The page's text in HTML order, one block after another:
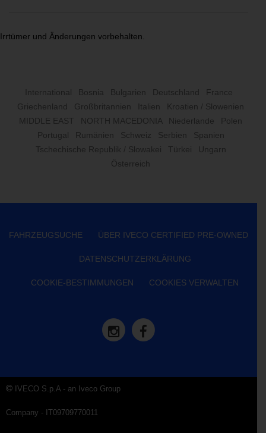
Irrtümer und Änderungen vorbehalten.
International Bosnia Bulgarien Deutschland
France
Griechenland
Großbritannien Italien
Kroatien / Slowenien
MIDDLE EAST
NORTH MACEDONIA Niederlande
Polen
Portugal
Rumänien Schweiz Serbien
Spanien
Tschechische Republik / Slowakei
Türkei
Ungarn
Österreich
FAHRZEUGSUCHE ÜBER IVECO CERTIFIED PRE-OWNED
DATENSCHUTZERKLÄRUNG
COOKIE-BESTIMMUNGEN COOKIES VERWALTEN
IVECO S.p.A - an Iveco Group
Company - IT09709770011